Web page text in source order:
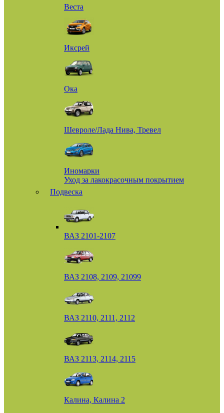
Веста
Иксрей
Ока
Шевроле/Лада Нива, Тревел
Иномарки
Уход за лакокрасочным покрытием
Подвеска
ВАЗ 2101-2107
ВАЗ 2108, 2109, 21099
ВАЗ 2110, 2111, 2112
ВАЗ 2113, 2114, 2115
Калина, Калина 2